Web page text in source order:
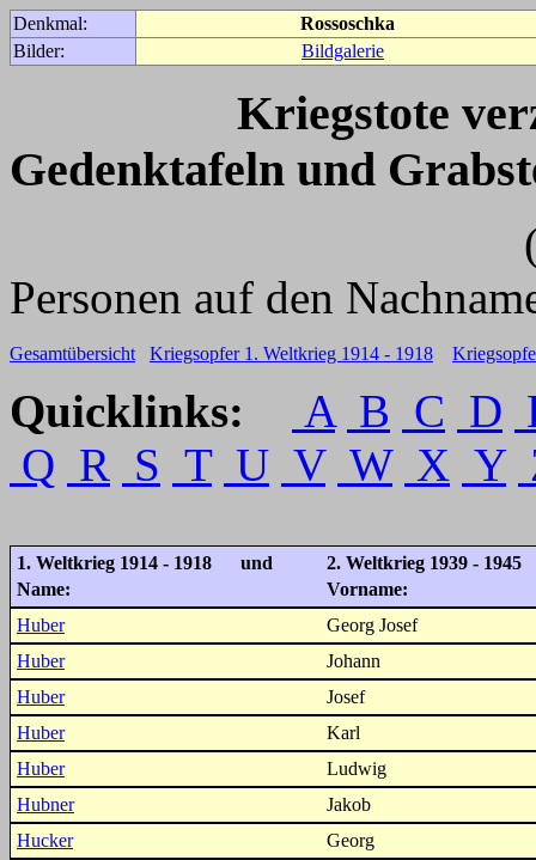
Denkmal:
Rossoschka
Bilder:
Bildgalerie
Kriegstote
Gedenktafeln und
(Für weitere
Personen auf den
Gesamtübersicht Kriegsopfer 1. Weltkrieg 1914 - 1918
Quicklinks: A B C D
Q R S T U V W X Y
1. Weltkrieg 1914 - 1918 und
2. Weltkrieg 1939 - 1945
Name:
Vorname:
Huber
Georg Josef
Huber
Johann
Huber
Josef
Huber
Karl
Huber
Ludwig
Hubner
Jakob
Hucker
Georg